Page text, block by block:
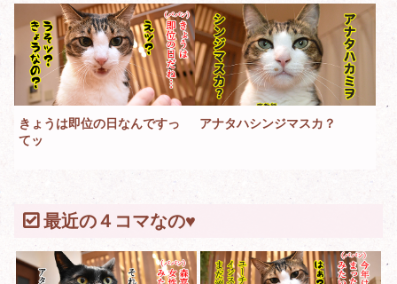
きょうは即位の日なんですっ
てッ
アナタハシンジマスカ？
最近の４コマなの♥